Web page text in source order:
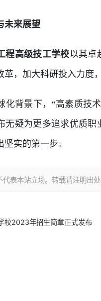
未来展望
程高级技工学校以其卓
革，加大科研投入力度
化背景下，“高素质技
无疑为更多追求优质
实的第一步。
代表本站立场。转载请注明
校2023年招生简章正式发布